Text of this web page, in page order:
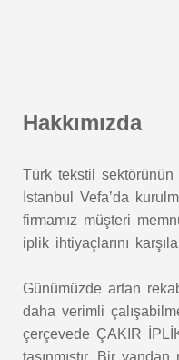
Hakkımızda
Türk tekstil sektörünün
İstanbul Vefa’da
firmamız müşteri
iplik ihtiyaçlarını
Günümüzde artan
daha verimli
çerçevede ÇAKIR
taşınmıştır. Bir